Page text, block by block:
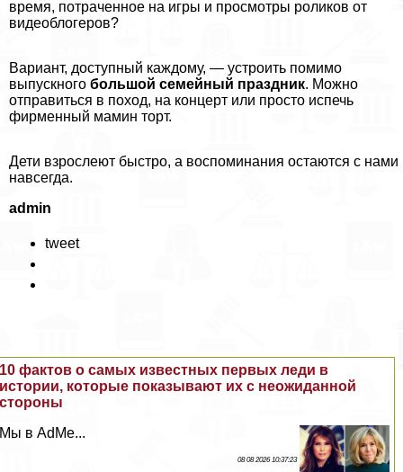
время, потраченное на игры и просмотры роликов от
видеоблогеров?
Вариант, доступный каждому, — устроить помимо
выпускного большой семейный праздник. Можно
отправиться в поход, на концерт или просто испечь
фирменный мамин торт.
Дети взрослеют быстро, а воспоминания остаются с нами
навсегда.
admin
tweet
10 фактов о самых известных первых леди в
истории, которые показывают их с неожиданной
стороны
Мы в AdMe...
08 08 2026 10:37:23